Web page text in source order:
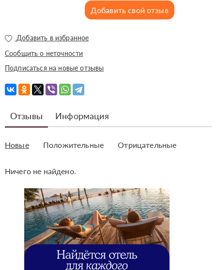
Добавить свой отзыв
Добавить в избранное
Сообщить о неточности
Подписаться на новые отзывы
Отзывы Информация
Новые Положительные Отрицательные
Ничего не найдено.